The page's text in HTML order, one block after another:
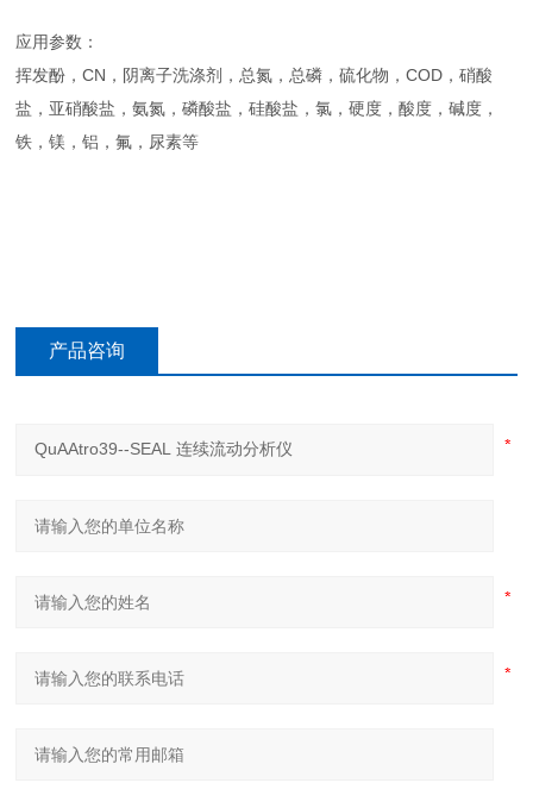
应用参数：
挥发酚，CN，阴离子洗涤剂，总氮，总磷，硫化物，COD，硝酸
盐，亚硝酸盐，氨氮，磷酸盐，硅酸盐，氯，硬度，酸度，碱度，
铁，镁，铝，氟，尿素等
产品咨询